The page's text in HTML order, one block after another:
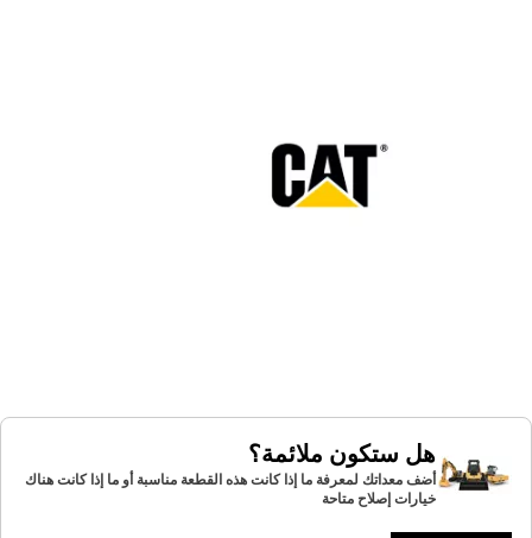
هل ستكون ملائمة؟
أضف معداتك لمعرفة ما إذا كانت هذه القطعة مناسبة أو ما إذا كانت هناك
خيارات إصلاح متاحة